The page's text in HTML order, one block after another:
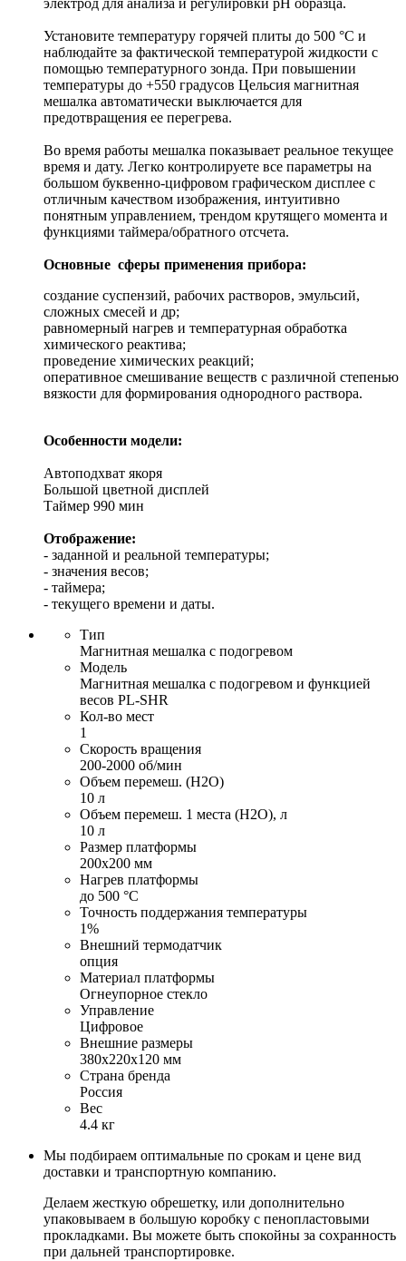
электрод для анализа и регулировки рН образца.
Установите температуру горячей плиты до 500 °C и
наблюдайте за фактической температурой жидкости с
помощью температурного зонда. При повышении
температуры до +550 градусов Цельсия магнитная
мешалка автоматически выключается для
предотвращения ее перегрева.
Во время работы мешалка показывает реальное текущее
время и дату. Легко контролируете все параметры на
большом буквенно-цифровом графическом дисплее с
отличным качеством изображения, интуитивно
понятным управлением, трендом крутящего момента и
функциями таймера/обратного отсчета.
Основные сферы применения прибора:
создание суспензий, рабочих растворов, эмульсий,
сложных смесей и др;
равномерный нагрев и температурная обработка
химического реактива;
проведение химических реакций;
оперативное смешивание веществ с различной степенью
вязкости для формирования однородного раствора.
Особенности модели:
Автоподхват якоря
Большой цветной дисплей
Таймер 990 мин
Отображение:
- заданной и реальной температуры;
- значения весов;
- таймера;
- текущего времени и даты.
Тип
Магнитная мешалка с подогревом
Модель
Магнитная мешалка с подогревом и функцией
весов PL-SHR
Кол-во мест
1
Скорость вращения
200-2000 об/мин
Объем перемеш. (H2O)
10 л
Объем перемеш. 1 места (H2O), л
10 л
Размер платформы
200х200 мм
Нагрев платформы
до 500 °С
Точность поддержания температуры
1%
Внешний термодатчик
опция
Материал платформы
Огнеупорное стекло
Управление
Цифровое
Внешние размеры
380х220х120 мм
Страна бренда
Россия
Вес
4.4 кг
Мы подбираем оптимальные по срокам и цене вид
доставки и транспортную компанию.
Делаем жесткую обрешетку, или дополнительно
упаковываем в большую коробку с пенопластовыми
прокладками. Вы можете быть спокойны за сохранность
при дальней транспортировке.